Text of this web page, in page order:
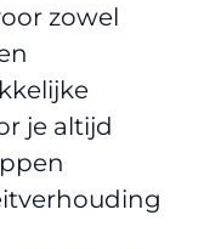
zowel
je altijd